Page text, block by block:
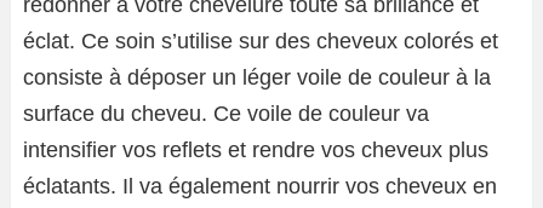
éclat. Ce soin s’utilise sur des cheveux colorés et
consiste à déposer un léger voile de couleur à la
surface du cheveu. Ce voile de couleur va
intensifier vos reflets et rendre vos cheveux plus
éclatants. Il va également nourrir vos cheveux en